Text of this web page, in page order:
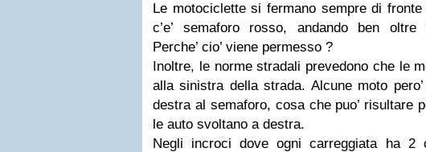
Le motociclette si fermano sempre di fronte
c’e’ semaforo rosso, andando ben
Perche’ cio’ viene permesso ?
Inoltre, le norme stradali prevedono che le
alla sinistra della strada. Alcune moto
destra al semaforo, cosa che puo’ risultare
le auto svoltano a destra.
Negli incroci dove ogni carreggiata ha 2